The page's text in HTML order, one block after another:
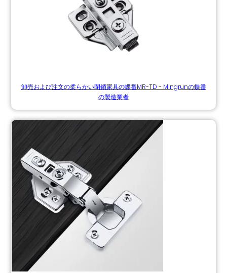
卸売および注文の柔らかい閉鎖家具の蝶番MR-TD - Mingrunの蝶番
の製造業者